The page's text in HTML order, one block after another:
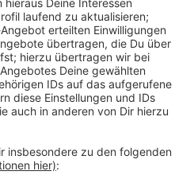
Schultes Album
es schon sagt, ist für
man sich an mich erinnern?